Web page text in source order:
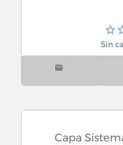
Construccion
Constructores
Sin
Capa